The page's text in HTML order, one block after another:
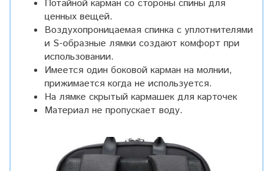
Потайной карман со стороны спины для
ценных вещей.
Воздухопроницаемая спинка с уплотнителями
и S-образные лямки создают комфорт при
использовании.
Имеется один боковой карман на молнии,
прижимается когда не используется.
На лямке скрытый кармашек для карточек
Материал не пропускает воду.